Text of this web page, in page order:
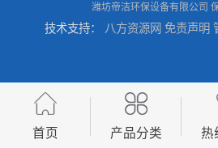
混凝土搅拌站絮凝沉淀污水处理设备
潍坊帝洁环保设备有限公司
技术支持： 八方资源网 免责声明
首页 产品分类 热